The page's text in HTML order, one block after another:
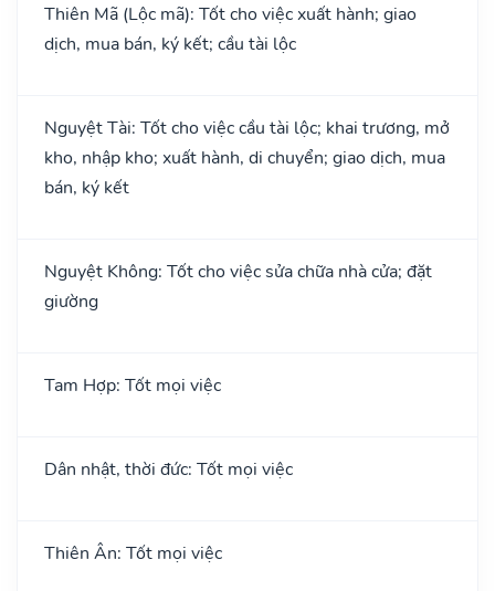
Thiên Mã (Lộc mã): Tốt cho việc xuất hành; giao
dịch, mua bán, ký kết; cầu tài lộc
Nguyệt Tài: Tốt cho việc cầu tài lộc; khai trương, mở
kho, nhập kho; xuất hành, di chuyển; giao dịch, mua
bán, ký kết
Nguyệt Không: Tốt cho việc sửa chữa nhà cửa; đặt
giường
Tam Hợp: Tốt mọi việc
Dân nhật, thời đức: Tốt mọi việc
Thiên Ân: Tốt mọi việc